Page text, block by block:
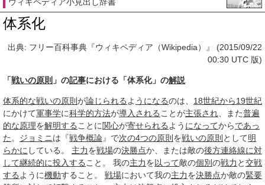
体系化
出典: フリー百科事典『ウィキペディア（Wikipedia）』 (2015/09/22
00:30 UTC 版)
「戦いの原則 」の記事における「体系化」の解説
体系的な戦いの原則 が論じられる よ うになるのは、 18世紀から19世紀
にかけて軍事学に科学的方法が導入される ことが主張され 、また普遍
的な原理を解明する ことに関心が寄せられる よう になってからであっ
た 。 ジョミニは『戦争概論』で次の4つの原則 を戦いの原則 として明
らかに している。 主力を戦場の決勝点か、または敵の後方連絡線に対
して継続的に投入する こと。 我の主力を以って敵の個別の戦力 と交戦
する ように機動すること。 戦場において我の主力を決勝点か敵の緊要